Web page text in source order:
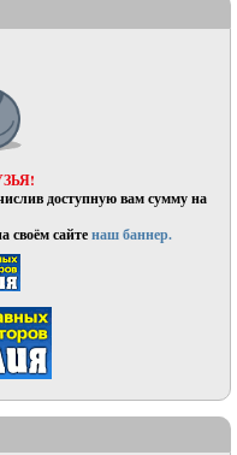
доступную вам сумму на
своём сайтенаш баннер.